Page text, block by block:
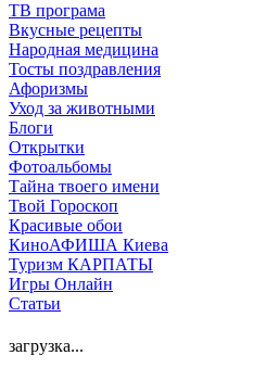
ТВ програма
Вкусные рецепты
Народная медицина
Тосты поздравления
Афоризмы
Уход за животными
Блоги
Открытки
Фотоальбомы
Тайна твоего имени
Твой Гороскоп
Красивые обои
КиноАФИША Киева
Туризм КАРПАТЫ
Игры Онлайн
Статьи
загрузка...